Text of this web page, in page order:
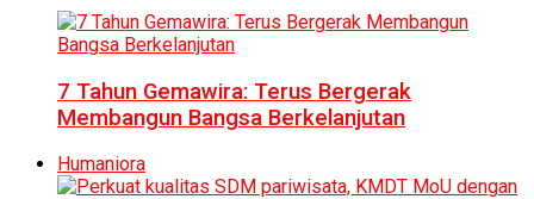
7 Tahun Gemawira: Terus Bergerak
Membangun Bangsa Berkelanjutan
Humaniora